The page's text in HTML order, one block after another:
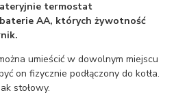
termostat
AA, których żywotność
umieścić w dowolnym miejscu
on fizycznie podłączony do kotła.
stołowy.